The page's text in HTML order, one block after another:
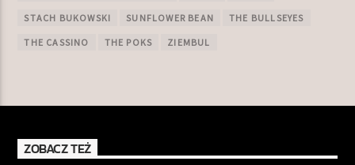
STACH BUKOWSKI SUNFLOWER BEAN THE BULLSEYES
THE CASSINO THE POKS ZIEMBUL
ZOBACZ TEŻ